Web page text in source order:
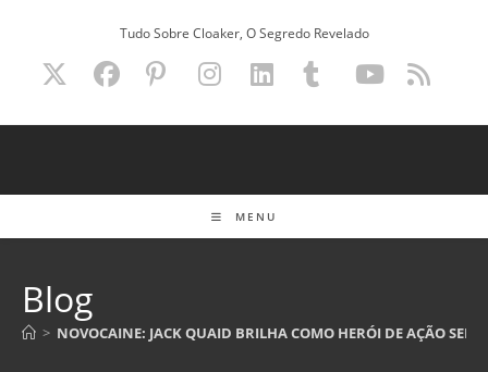
Tudo Sobre Cloaker, O Segredo Revelado
MENU
Blog
> NOVOCAINE: JACK QUAID BRILHA COMO HERÓI DE AÇÃO SEM